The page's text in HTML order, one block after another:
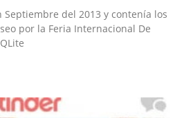
Septiembre del 2013 y contenía los
por la Feria Internacional De